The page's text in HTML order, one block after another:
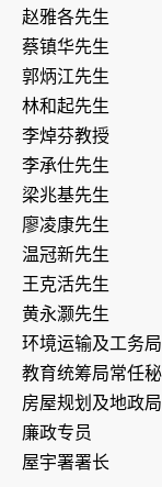
赵雅各先生
蔡镇华先生
郭炳江先生
林和起先生
李焯芬教授
李承仕先生
梁兆基先生
廖凌康先生
温冠新先生
王克活先生
黄永灏先生
环境运输及工务
教育统筹局常任
房屋规划及地政
廉政专员
屋宇署署长